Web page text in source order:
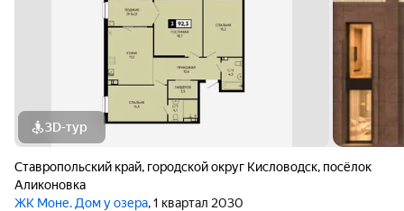
3D-тур
Ставропольский край, городской округ Кисловодск, посёлок
Аликоновка
ЖК Моне. Дом у озера, 1 квартал 2030